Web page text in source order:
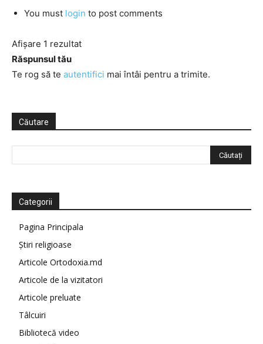
You must login to post comments
Afișare 1 rezultat
Răspunsul tău
Te rog să te autentifici mai întâi pentru a trimite.
Căutare
Categorii
Pagina Principala
Știri religioase
Articole Ortodoxia.md
Articole de la vizitatori
Articole preluate
Tâlcuiri
Bibliotecă video